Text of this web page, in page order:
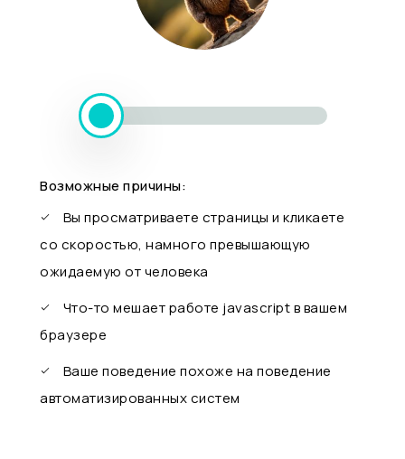
Возможные причины:
Вы просматриваете страницы и кликаете
со скоростью, намного превышающую
ожидаемую от человека
Что-то мешает работе javascript в вашем
браузере
Ваше поведение похоже на поведение
автоматизированных систем